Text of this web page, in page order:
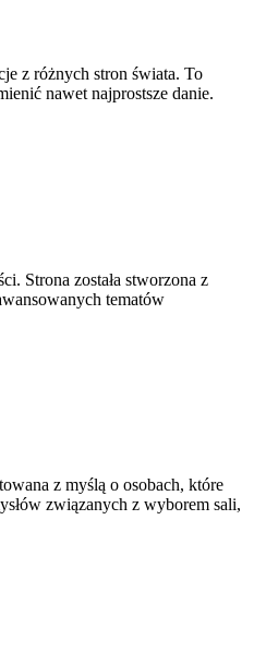
z różnych stron świata. To
nawet najprostsze danie.
Strona została stworzona z
tematów
z myślą o osobach, które
związanych z wyborem sali,